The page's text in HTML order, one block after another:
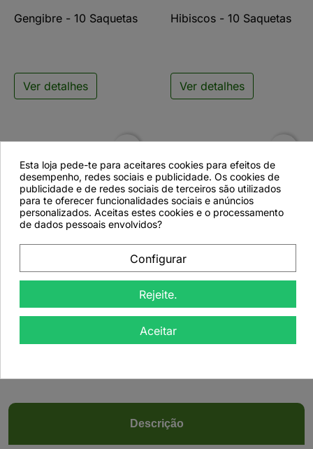
Gengibre - 10 Saquetas
Ver detalhes
Hibiscos - 10 Saquetas
Ver detalhes

Quebra Pedra - 10

Sene - 10 Saquetas
Descrição
Esta loja pede-te para aceitares cookies para efeitos de
desempenho, redes sociais e publicidade. Os cookies de
publicidade e de redes sociais de terceiros são utilizados
para te oferecer funcionalidades sociais e anúncios
personalizados. Aceitas estes cookies e o processamento
de dados pessoais envolvidos?
Configurar
Rejeite.
Aceitar